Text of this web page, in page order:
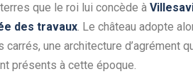
que le roi lui concède à
des travaux. Le château adopte
carrés, une architecture d’agrément
présents à cette époque.